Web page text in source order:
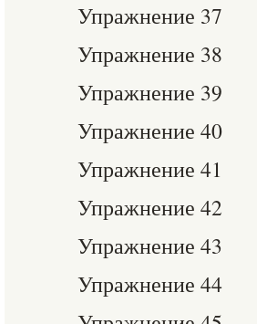
Упражнение 37
Упражнение 38
Упражнение 39
Упражнение 40
Упражнение 41
Упражнение 42
Упражнение 43
Упражнение 44